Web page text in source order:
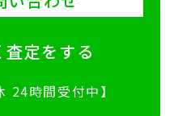
査定をする
24時間受付中】